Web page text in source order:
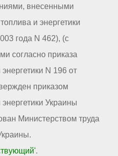
внесенными
и энергетики
года N 462), (с
согласно приказа
N 196 от
приказом
Украины
Министерством труда
.